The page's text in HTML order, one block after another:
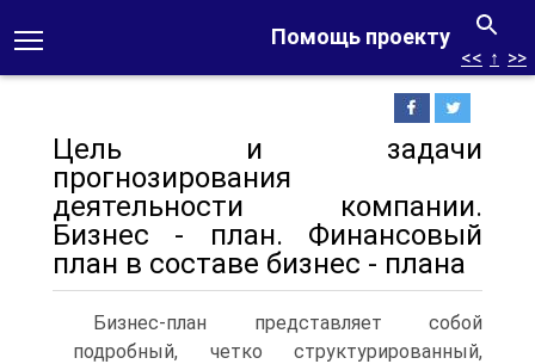
Помощь проекту
<< ↑ >>
Цель и задачи
прогнозирования
деятельности компании.
Бизнес - план. Финансовый
план в составе бизнес - плана
Бизнес-план представляет собой
подробный, четко структурированный,